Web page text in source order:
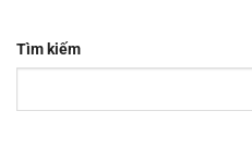
Tìm kiếm